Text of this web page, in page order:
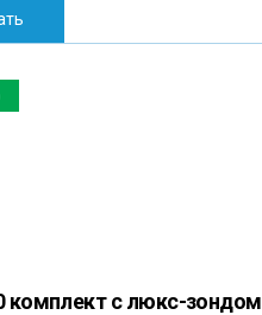
комплект с люкс-зондом